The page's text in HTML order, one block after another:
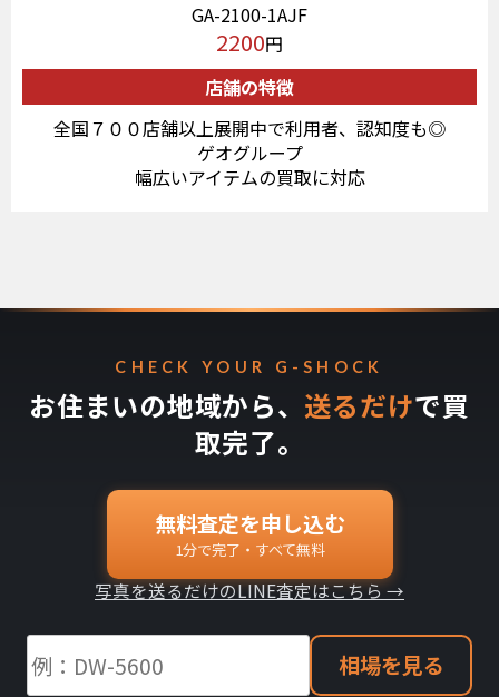
GA-2100-1AJF
2200円
店舗の特徴
全国７００店舗以上展開中で利用者、認知度も◎
ゲオグループ
幅広いアイテムの買取に対応
CHECK YOUR G-SHOCK
お住まいの地域から、送るだけで買
取完了。
無料査定を申し込む
1分で完了・すべて無料
写真を送るだけのLINE査定はこちら →
相場を見る